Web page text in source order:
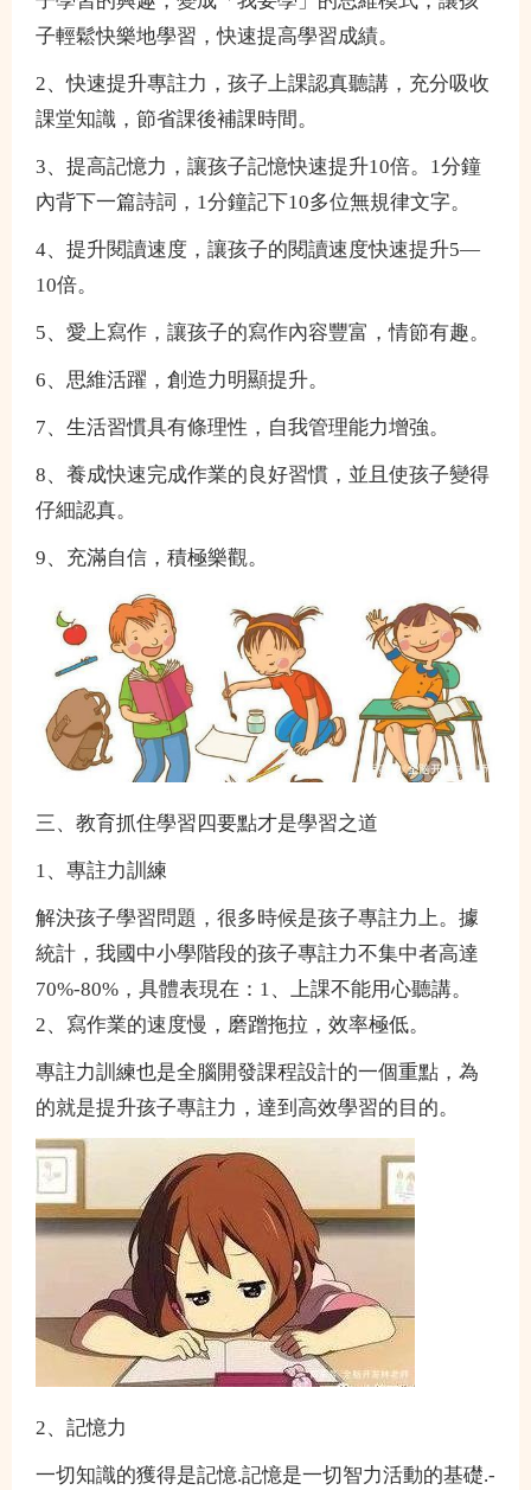
子輕鬆快樂地學習，快速提高學習成績。
2、快速提升專註力，孩子上課認真聽講，充分吸收
課堂知識，節省課後補課時間。
3、提高記憶力，讓孩子記憶快速提升10倍。1分鐘
內背下一篇詩詞，1分鐘記下10多位無規律文字。
4、提升閱讀速度，讓孩子的閱讀速度快速提升5—
10倍。
5、愛上寫作，讓孩子的寫作內容豐富，情節有趣。
6、思維活躍，創造力明顯提升。
7、生活習慣具有條理性，自我管理能力增強。
8、養成快速完成作業的良好習慣，並且使孩子變得
仔細認真。
9、充滿自信，積極樂觀。
三、教育抓住學習四要點才是學習之道
1、專註力訓練
解決孩子學習問題，很多時候是孩子專註力上。據
統計，我國中小學階段的孩子專註力不集中者高達
70%-80%，具體表現在：1、上課不能用心聽講。
2、寫作業的速度慢，磨蹭拖拉，效率極低。
專註力訓練也是全腦開發課程設計的一個重點，為
的就是提升孩子專註力，達到高效學習的目的。
2、記憶力
一切知識的獲得是記憶.記憶是一切智力活動的基礎.-